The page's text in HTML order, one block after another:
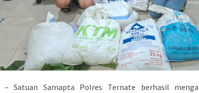
– Satuan Samapta Polres Ternate berhasil